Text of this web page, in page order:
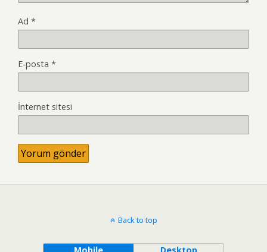
Ad *
E-posta *
İnternet sitesi
Back to top